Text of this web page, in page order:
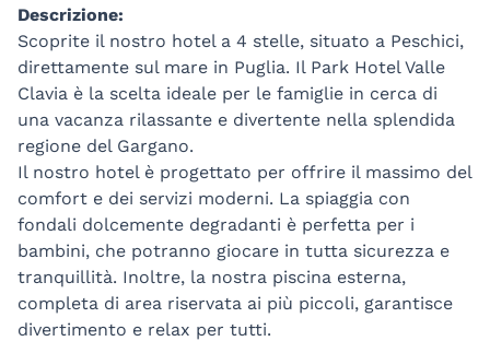
Descrizione:
Scoprite il nostro hotel a 4 stelle, situato a Peschici,
direttamente sul mare in Puglia. Il Park Hotel Valle
Clavia è la scelta ideale per le famiglie in cerca di
una vacanza rilassante e divertente nella splendida
regione del Gargano.
Il nostro hotel è progettato per offrire il massimo del
comfort e dei servizi moderni. La spiaggia con
fondali dolcemente degradanti è perfetta per i
bambini, che potranno giocare in tutta sicurezza e
tranquillità. Inoltre, la nostra piscina esterna,
completa di area riservata ai più piccoli, garantisce
divertimento e relax per tutti.